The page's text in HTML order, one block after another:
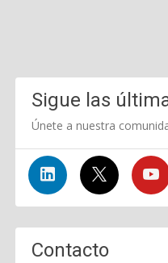
Sigue las
Únete a nuestra
Contacto